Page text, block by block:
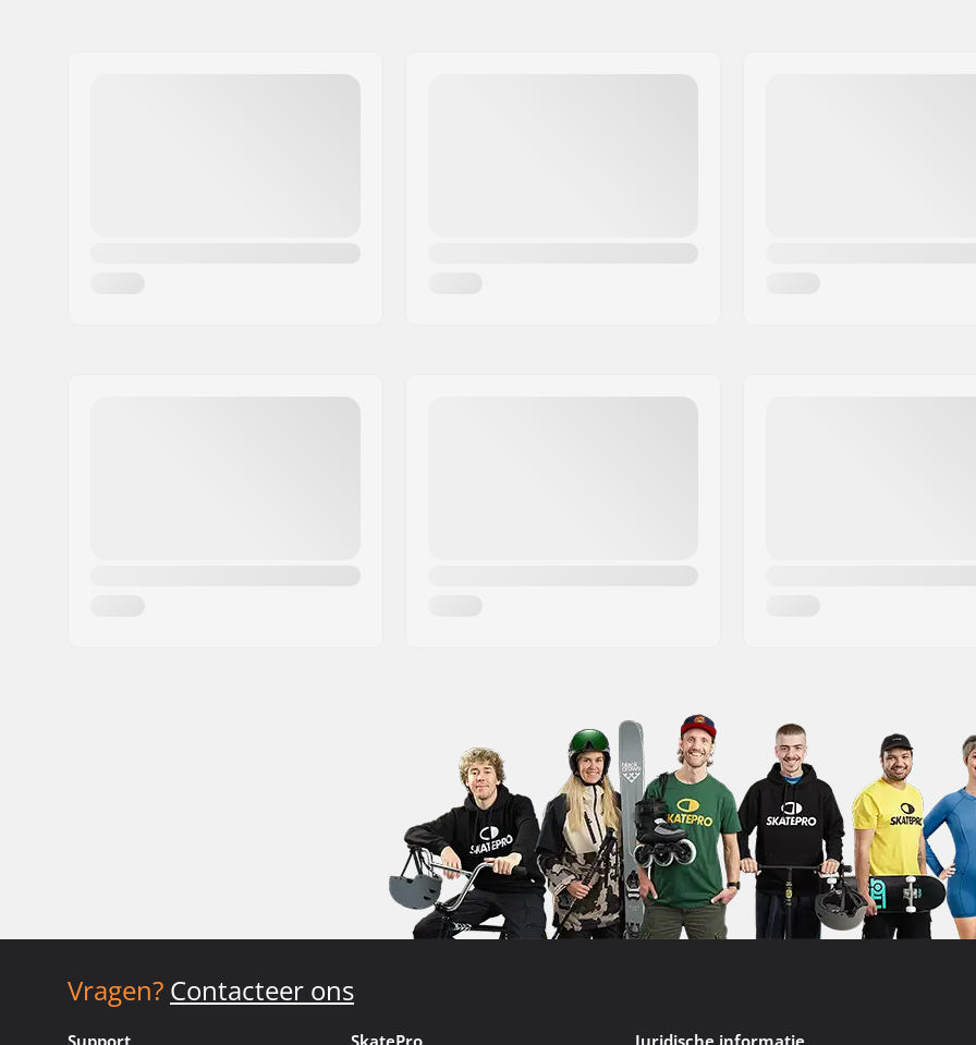
Vragen? Contacteer ons
Support SkatePro Juridische informatie